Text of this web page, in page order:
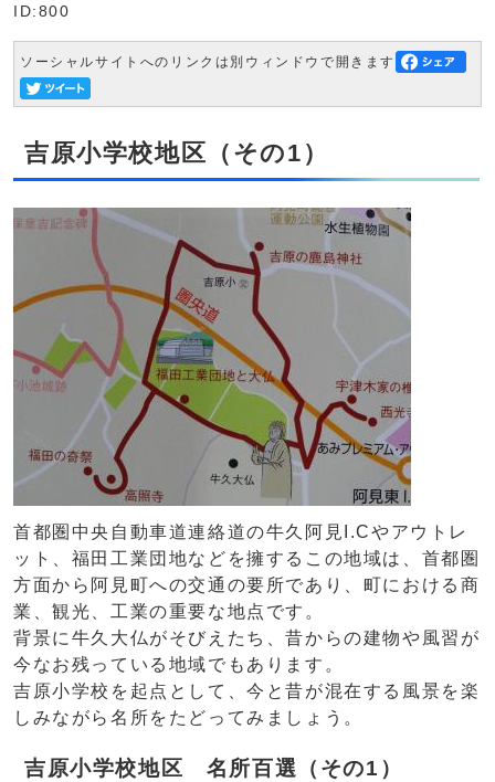
ID:800
ソーシャルサイトへのリンクは別ウィンドウで開きます
吉原小学校地区（その1）
首都圏中央自動車道連絡道の牛久阿見I.Cやアウトレ
ット、福田工業団地などを擁するこの地域は、首都圏
方面から阿見町への交通の要所であり、町における商
業、観光、工業の重要な地点です。
背景に牛久大仏がそびえたち、昔からの建物や風習が
今なお残っている地域でもあります。
吉原小学校を起点として、今と昔が混在する風景を楽
しみながら名所をたどってみましょう。
吉原小学校地区 名所百選（その1）